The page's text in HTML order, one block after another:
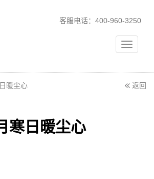
客服电话：400-960-3250
Toggle
暖尘心 返回
寒日暖尘心